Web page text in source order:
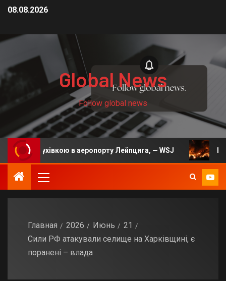
08.08.2026
Global News
Follow global news
в аеропорту Лейпцига, — WSJ На
Главная 2026 Июнь
21
Сили РФ атакували селище на Харківщині, є
поранені – влада